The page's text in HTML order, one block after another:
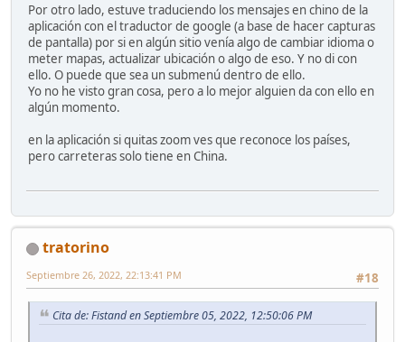
Por otro lado, estuve traduciendo los mensajes en chino de la
aplicación con el traductor de google (a base de hacer capturas
de pantalla) por si en algún sitio venía algo de cambiar idioma o
meter mapas, actualizar ubicación o algo de eso. Y no di con
ello. O puede que sea un submenú dentro de ello.
Yo no he visto gran cosa, pero a lo mejor alguien da con ello en
algún momento.
en la aplicación si quitas zoom ves que reconoce los países,
pero carreteras solo tiene en China.
tratorino
#18
Septiembre 26, 2022, 22:13:41 PM
Cita de: Fistand en Septiembre 05, 2022, 12:50:06 PM